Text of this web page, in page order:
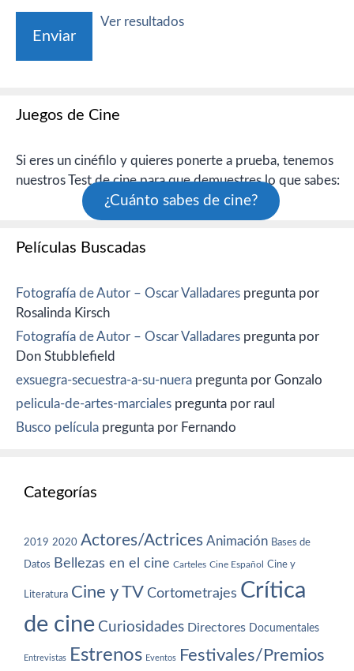
Ver resultados
Juegos de Cine
Si eres un cinéfilo y quieres ponerte a prueba, tenemos
nuestros Test de cine para que demuestres lo que sabes:
¿Cuánto sabes de cine?
Películas Buscadas
Fotografía de Autor – Oscar Valladares pregunta por
Rosalinda Kirsch
Fotografía de Autor – Oscar Valladares pregunta por
Don Stubblefield
exsuegra-secuestra-a-su-nuera pregunta por Gonzalo
pelicula-de-artes-marciales pregunta por raul
Busco película pregunta por Fernando
Categorías
2019 2020 Actores/Actrices Animación Bases de
Datos Bellezas en el cine Carteles Cine Español Cine y
Literatura Cine y TV Cortometrajes Crítica
de cine Curiosidades Directores Documentales
Entrevistas Estrenos Eventos Festivales/Premios